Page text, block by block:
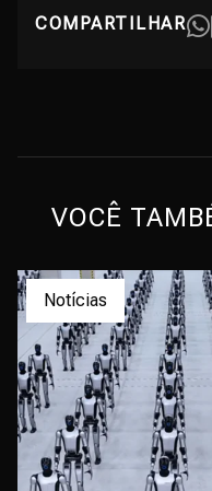
COMPARTILHAR
VOCÊ
Notícias